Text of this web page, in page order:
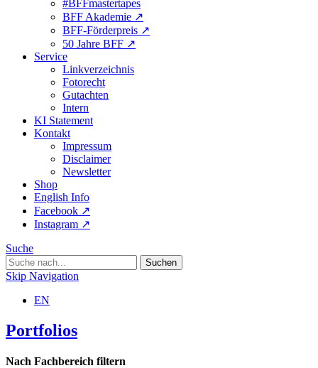
#BFFmastertapes
BFF Akademie ↗︎
BFF-Förderpreis ↗︎
50 Jahre BFF ↗︎
Service
Linkverzeichnis
Fotorecht
Gutachten
Intern
KI Statement
Kontakt
Impressum
Disclaimer
Newsletter
Shop
English Info
Facebook ↗︎
Instagram ↗︎
Suche
Skip Navigation
EN
Portfolios
Nach Fachbereich filtern